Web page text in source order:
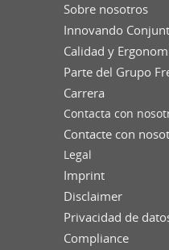
Sobre nosotros
Innovando
Calidad y
Parte del Grupo
Carrera
Contacta con
Contacte con
Legal
Imprint
Disclaimer
Privacidad de
Compliance